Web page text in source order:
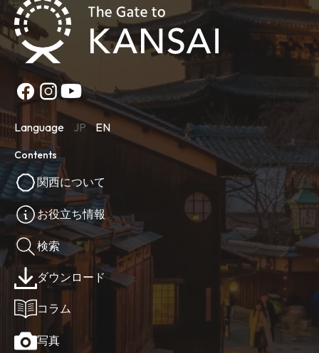
Language JP EN
Contents
関西について
お役立ち情報
検索
ダウンロード
コラム
写真